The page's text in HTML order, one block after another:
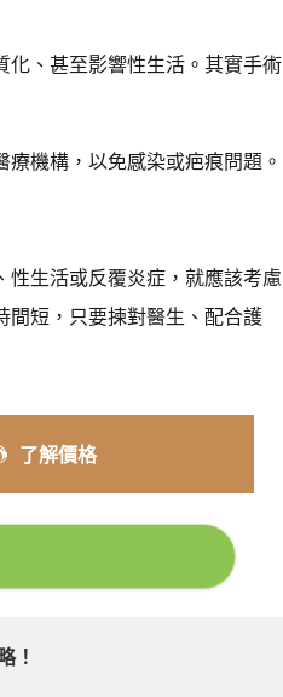
、甚至影響性生活。其實手術
機構，以免感染或疤痕問題。
生活或反覆炎症，就應該考慮
間短，只要揀對醫生、配合護
了解價格
！